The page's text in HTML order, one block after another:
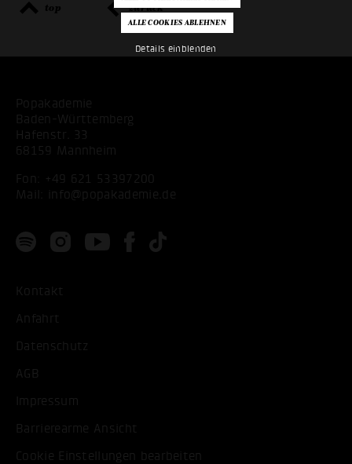
Details einblenden
top zurück
Popakademie
Baden-Württemberg
Hafenstr. 33
68159 Mannheim
Fon:
+49 621 53397200
Mail:
info@popakademie.de
Kontakt
Anfahrt
Datenschutz
AGB
Impressum
Barrierearme Ansicht
Cookie Einstellungen bearbeiten